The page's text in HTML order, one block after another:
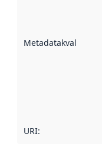
Metadatakvalitet
URI: